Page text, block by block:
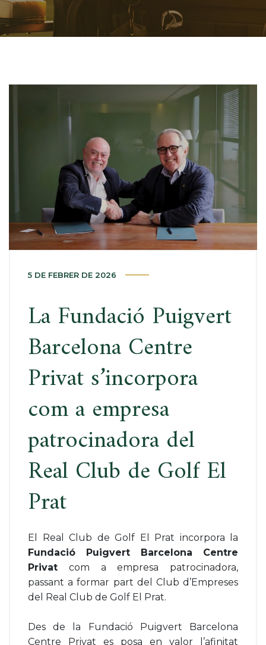
5 DE FEBRER DE 2026
La Fundació Puigvert
Barcelona Centre
Privat s’incorpora
com a empresa
patrocinadora del
Real Club de Golf El
Prat
El Real Club de Golf El Prat incorpora la
Fundació Puigvert Barcelona Centre
Privat com a empresa patrocinadora,
passant a formar part del Club d’Empreses
del Real Club de Golf El Prat.
Des de la Fundació Puigvert Barcelona
Centre Privat es posa en valor l’afinitat